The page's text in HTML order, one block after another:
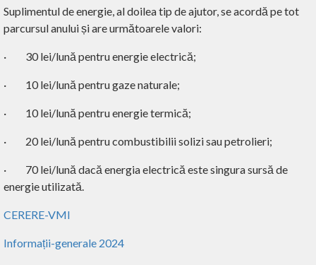
Suplimentul de energie, al doilea tip de ajutor, se acordă pe tot
parcursul anului și are următoarele valori:
· 30 lei/lună pentru energie electrică;
· 10 lei/lună pentru gaze naturale;
· 10 lei/lună pentru energie termică;
· 20 lei/lună pentru combustibilii solizi sau petrolieri;
· 70 lei/lună dacă energia electrică este singura sursă de
energie utilizată.
CERERE-VMI
Informații-generale 2024